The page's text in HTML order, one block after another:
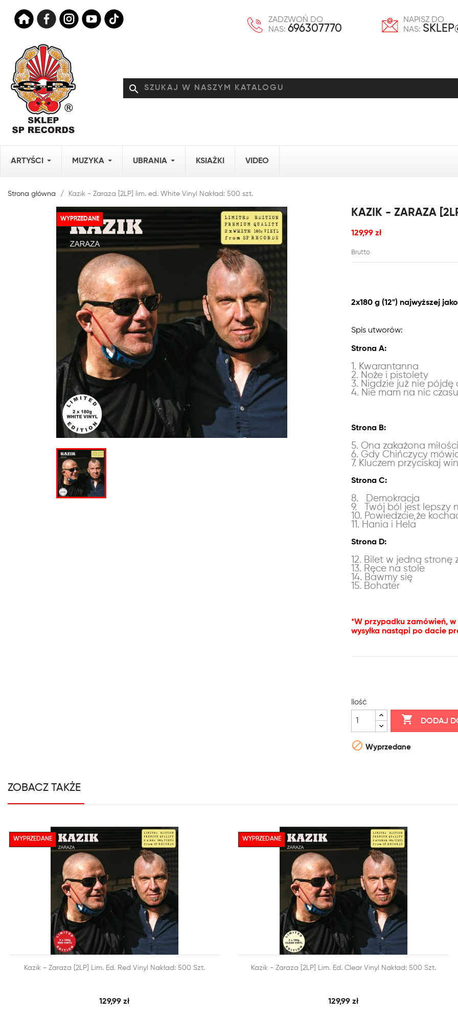
ZADZWOŃ DO
NAS: 696307770
NAPISZ DO
NAS:
search
ARTYŚCI MUZYKA UBRANIA KSIAŻKI VIDEO
Strona główna Kazik - Zaraza [2LP] lim. ed. White Vinyl Nakład: 500 szt.
WYPRZEDANE
KAZIK - ZARAZA
129,99 zł
Brutto
2x180 g (12") najwyższej
Spis utworów:
Strona A:
1. Kwarantanna
2. Noże i pistolety
3. Nigdzie już nie pójdę
4. Nie mam na nic
Strona B:
5. Ona zakażona
6. Gdy Chińczycy
7. Kluczem przyciskaj
Strona C:
8. Demokracja
9. Twój ból jest lepszy
10. Powiedzcie,że
11. Hania i Hela
Strona D:
12. Bilet w jedną stronę
13. Ręce na stole
14. Bawmy się
15. Bohater
*W przypadku zamówień,
wysyłka nastąpi po dacie
Ilość
 DODAJ
 Wyprzedane
ZOBACZ TAKŻE
DODAJ DO KOSZYKA  SZYBKI PODGLĄD
Kazik - Zaraza [2LP] Lim. Ed. Red Vinyl Nakład: 500 Szt.
129,99 zł
WYPRZEDANE
DODAJ DO KOSZYKA SZYBKI PODGLĄD
Kazik - Zaraza [2LP] Lim. Ed. Clear Vinyl Nakład: 500 Szt.
129,99 zł
WYPRZEDANE